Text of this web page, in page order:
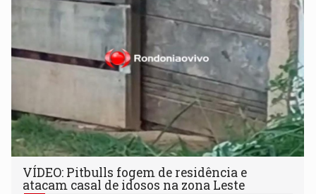
VÍDEO: Pitbulls fogem de residência e
atacam casal de idosos na zona Leste